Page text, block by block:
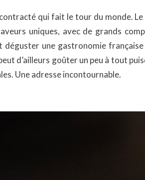
qui fait le tour du monde.
uniques, avec de grands
déguster une gastronomie
d’ailleurs goûter un peu à tout
Une adresse incontournable.